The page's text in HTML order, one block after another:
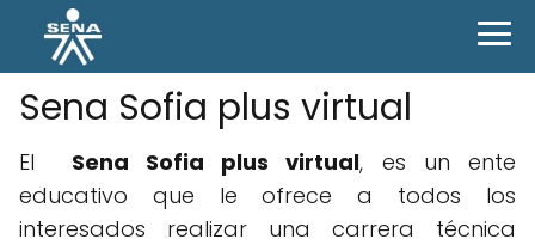
Sena Sofia plus virtual
El Sena Sofia plus virtual, es un ente
educativo que le ofrece a todos los
interesados realizar una carrera técnica